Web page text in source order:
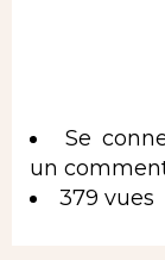
Se
un
379 vues